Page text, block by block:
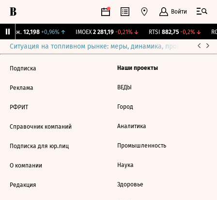
Войти
Бирж. 12,198 +0,96%↑ IMOEX 2 281,19 -0,21%↓ RTSI 882,75 -0,2%↓
Ситуация на топливном рынке: меры, динамика, прогнозы
Подписка
Реклама
РФРИТ
Справочник компаний
Подписка для юр.лиц
О компании
Редакция
Наши проекты
ВЕДЫ
Город
Аналитика
Промышленность
Наука
Здоровье